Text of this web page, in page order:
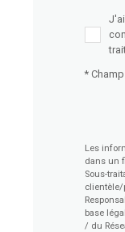
*
Les
dans un
Sous-
clientèle/
base
/ du